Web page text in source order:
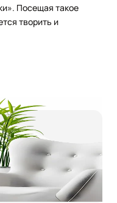
Посещая такое
творить и